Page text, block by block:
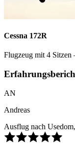
Cessna 172R
Flugzeug mit 4 Sitzen
AN
Andreas
Ausflug nach